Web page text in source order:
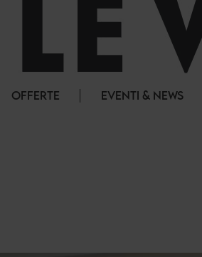
OFFERTE EVENTI & NEWS